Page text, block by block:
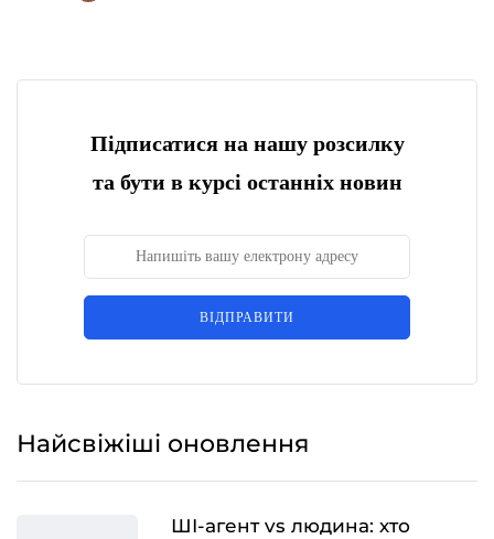
Підписатися на нашу розсилку
та бути в курсі останніх новин
ВІДПРАВИТИ
Найсвіжіші оновлення
ШІ-агент vs людина: хто